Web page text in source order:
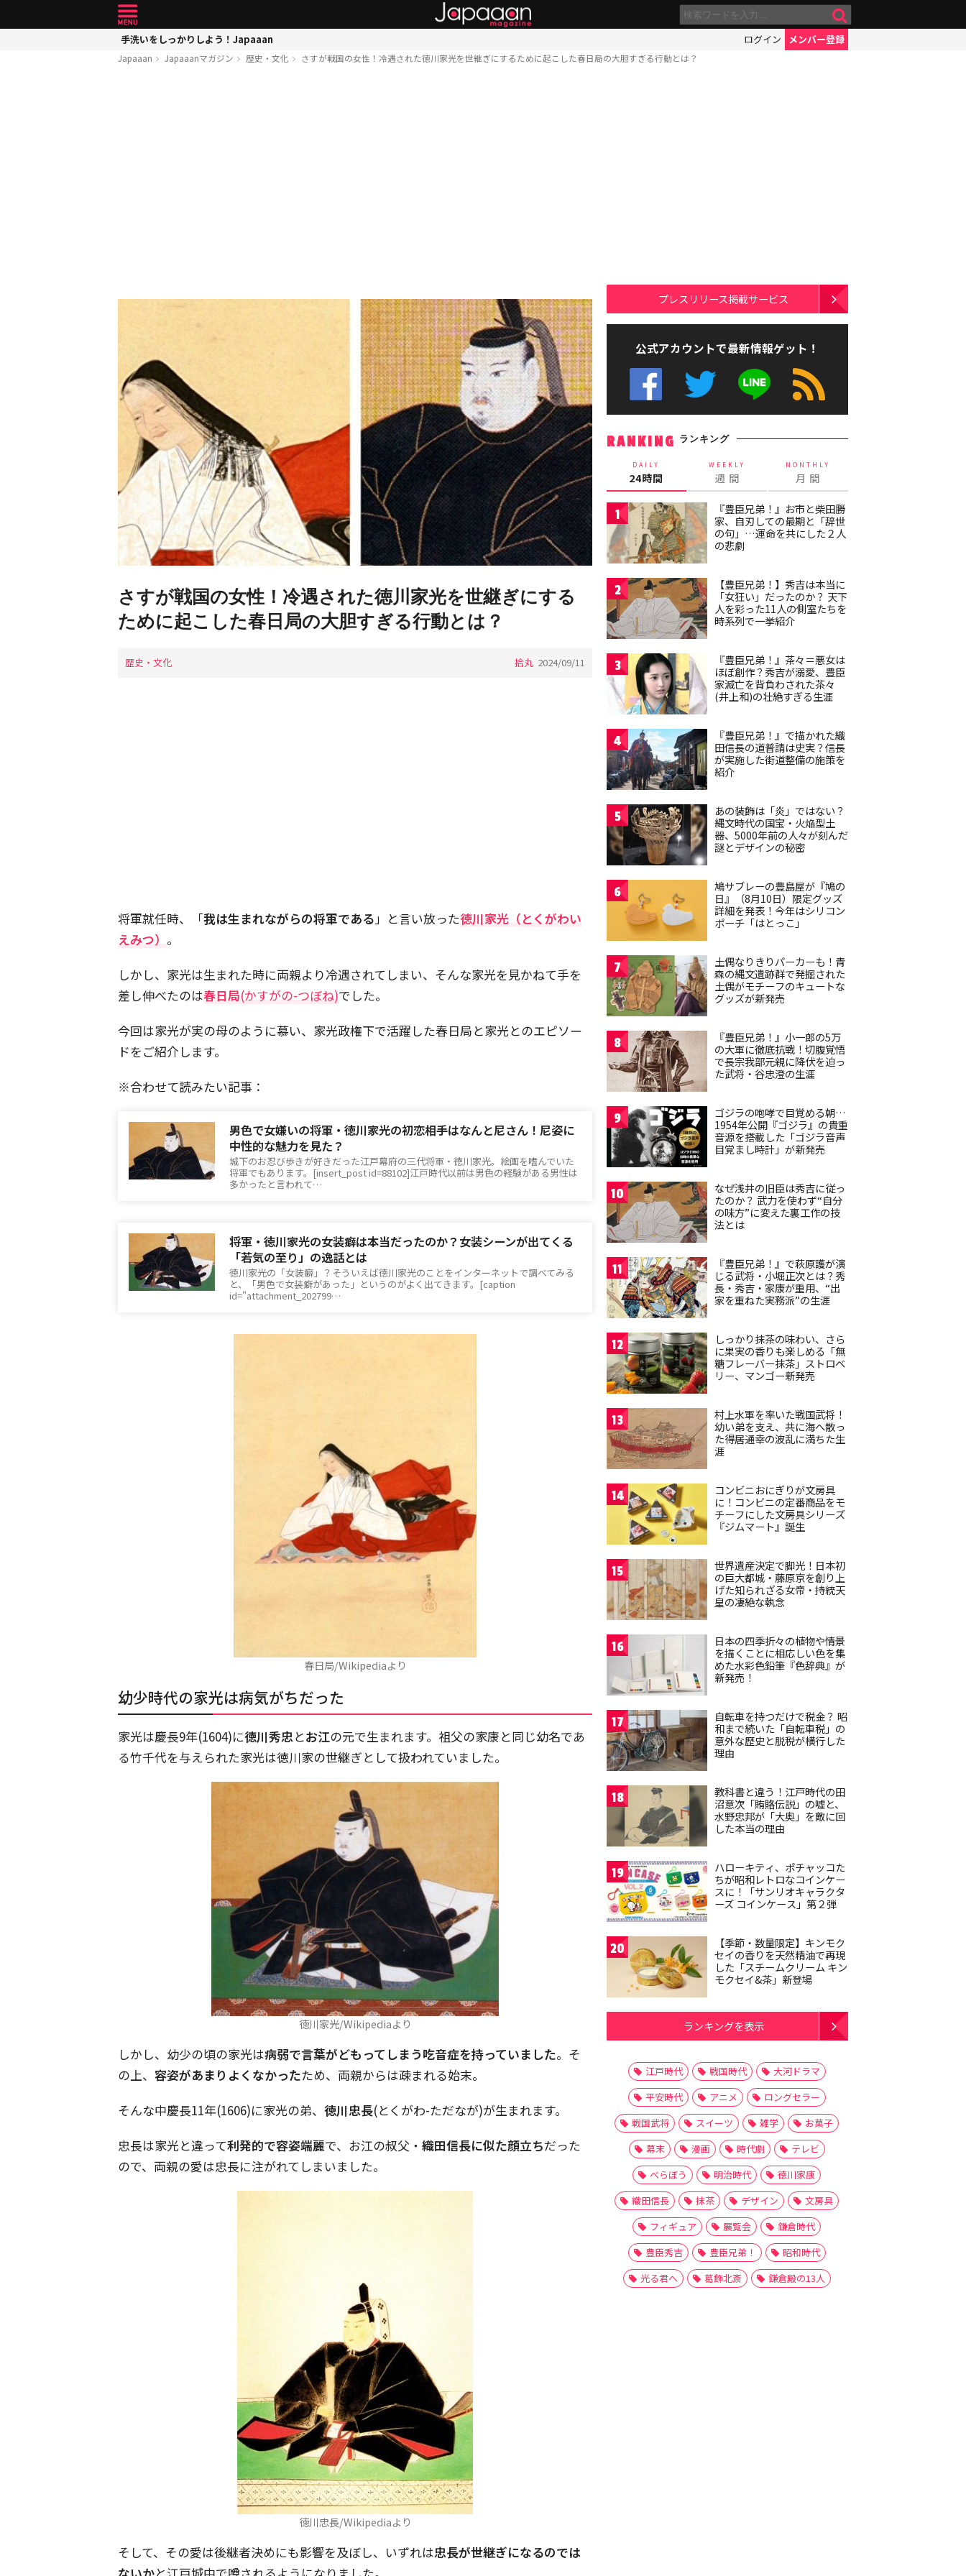
手洗いをしっかりしよう！Japaaan ログイン メンバー登録
Japaaan Japaaanマガジン 歴史・文化 さすが戦国の女性！冷遇された徳川家光を世継ぎにするために起こした春日局の大胆すぎる行動とは？
さすが戦国の女性！冷遇された徳川家光を世継ぎにする
ために起こした春日局の大胆すぎる行動とは？
歴史・文化 拾丸 2024/09/11
将軍就任時、「我は生まれながらの将軍である」と言い放った徳川家光（とくがわい
えみつ） 。
しかし、家光は生まれた時に両親より冷遇されてしまい、そんな家光を見かねて手を
差し伸べたのは春日局(かすがの-つぼね)でした。
今回は家光が実の母のように慕い、家光政権下で活躍した春日局と家光とのエピソー
ドをご紹介します。
※合わせて読みたい記事：
男色で女嫌いの将軍・徳川家光の初恋相手はなんと尼さん！尼姿に
中性的な魅力を見た？
城下のお忍び歩きが好きだった江戸幕府の三代将軍・徳川家光。絵画を嗜んでいた
将軍でもあります。[insert_post id=88102]江戸時代以前は男色の経験がある男性は
多かったと言われて…
将軍・徳川家光の女装癖は本当だったのか？女装シーンが出てくる
「若気の至り」の逸話とは
徳川家光の「女装癖」？そういえば徳川家光のことをインターネットで調べてみる
と、「男色で女装癖があった」というのがよく出てきます。[caption
id="attachment_202799…
春日局/Wikipediaより
幼少時代の家光は病気がちだった
家光は慶長9年(1604)に徳川秀忠とお江の元で生まれます。祖父の家康と同じ幼名であ
る竹千代を与えられた家光は徳川家の世継ぎとして扱われていました。
徳川家光/Wikipediaより
しかし、幼少の頃の家光は病弱で言葉がどもってしまう吃音症を持っていました。そ
の上、 容姿があまりよくなかったため、両親からは疎まれる始末。
そんな中慶長11年(1606)に家光の弟、 徳川忠長(とくがわ-ただなが)が生まれます。
忠長は家光と違って利発的で容姿端麗で、お江の叔父・ 織田信長に似た顔立ちだった
ので、両親の愛は忠長に注がれてしまいました。
徳川忠長/Wikipediaより
そして、その愛は後継者決めにも影響を及ぼし、いずれは忠長が世継ぎになるのでは
プレスリリース掲載サービス
公式アカウントで最新情報ゲット！
RANKING ランキング
DAILY
24時間
WEEKLY
週 間
MONTHLY
月 間
1
『豊臣兄弟！』お市と柴田勝
家、自刃しての最期と「辞世
の句」…運命を共にした２人
の悲劇
2
【豊臣兄弟！】秀吉は本当に
「女狂い」だったのか？ 天下
人を彩った11人の側室たちを
時系列で一挙紹介
3
『豊臣兄弟！』茶々＝悪女は
ほぼ創作？秀吉が溺愛、豊臣
家滅亡を背負わされた茶々
(井上和)の壮絶すぎる生涯
4
『豊臣兄弟！』で描かれた織
田信長の道普請は史実？信長
が実施した街道整備の施策を
紹介
5
あの装飾は「炎」ではない？
縄文時代の国宝・火焔型土
器、5000年前の人々が刻んだ
謎とデザインの秘密
6
鳩サブレーの豊島屋が『鳩の
日』（8月10日）限定グッズ
詳細を発表！今年はシリコン
ポーチ「はとっこ」
7
土偶なりきりパーカーも！青
森の縄文遺跡群で発掘された
土偶がモチーフのキュートな
グッズが新発売
8
『豊臣兄弟！』小一郎の5万
の大軍に徹底抗戦！切腹覚悟
で長宗我部元親に降伏を迫っ
た武将・谷忠澄の生涯
9
ゴジラの咆哮で目覚める朝…
1954年公開『ゴジラ』の貴重
音源を搭載した「ゴジラ音声
目覚まし時計」が新発売
10
なぜ浅井の旧臣は秀吉に従っ
たのか？ 武力を使わず“自分
の味方”に変えた裏工作の技
法とは
11
『豊臣兄弟！』で萩原護が演
じる武将・小堀正次とは？秀
長・秀吉・家康が重用、“出
家を重ねた実務派”の生涯
12
しっかり抹茶の味わい、さら
に果実の香りも楽しめる「無
糖フレーバー抹茶」ストロベ
リー、マンゴー新発売
13
村上水軍を率いた戦国武将！
幼い弟を支え、共に海へ散っ
た得居通幸の波乱に満ちた生
涯
14
コンビニおにぎりが文房具
に！コンビニの定番商品をモ
チーフにした文房具シリーズ
『ジムマート』誕生
15
世界遺産決定で脚光！日本初
の巨大都城・藤原京を創り上
げた知られざる女帝・持統天
皇の凄絶な執念
16
日本の四季折々の植物や情景
を描くことに相応しい色を集
めた水彩色鉛筆『色辞典』が
新発売！
17
自転車を持つだけで税金？ 昭
和まで続いた「自転車税」の
意外な歴史と脱税が横行した
理由
18
教科書と違う！江戸時代の田
沼意次「賄賂伝説」の嘘と、
水野忠邦が「大奥」を敵に回
した本当の理由
19
ハローキティ、ポチャッコた
ちが昭和レトロなコインケー
スに！「サンリオキャラクタ
ーズ コインケース」第２弾
20
【季節・数量限定】キンモク
セイの香りを天然精油で再現
した「スチームクリーム キン
モクセイ&茶」新登場
ランキングを表示
江戸時代 戦国時代
大河ドラマ
平安時代
アニメ
ロングセラー
戦国武将
スイーツ 雑学
お菓子
幕末
漫画 時代劇
テレビ
べらぼう
明治時代
徳川家康
織田信長
抹茶 デザイン
文房具
フィギュア
展覧会
鎌倉時代
豊臣秀吉
豊臣兄弟！
昭和時代
光る君へ
葛飾北斎 鎌倉殿の13人